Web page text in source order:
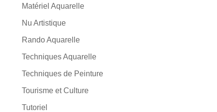
Matériel Aquarelle
Nu Artistique
Rando Aquarelle
Techniques Aquarelle
Techniques de Peinture
Tourisme et Culture
Tutoriel